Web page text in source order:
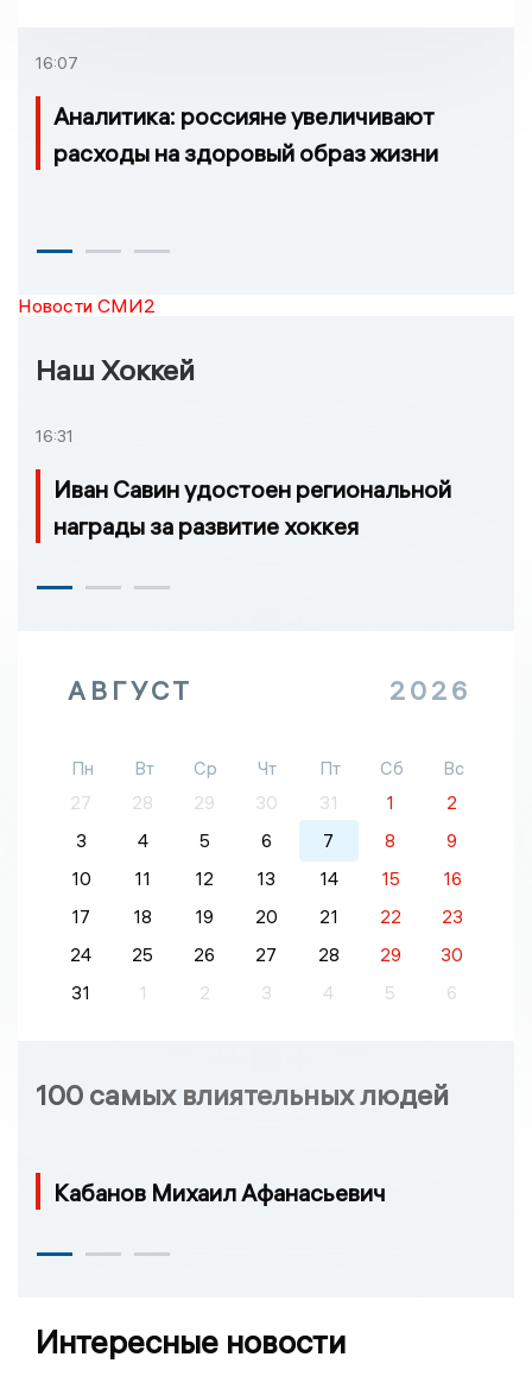
16:07
Аналитика: россияне увеличивают
расходы на здоровый образ жизни
Новости СМИ2
Наш Хоккей
16:31
Иван Савин удостоен региональной
награды за развитие хоккея
АВГУСТ 2026
Пн Вт Ср Чт Пт Сб
Вс
27
28 29 30 31 1
2
3
4 5 6 7 8
9
10
11 12 13 14 15
16
17
18 19 20 21 22
23
24
25 26 27 28 29
30
31
1 2 3 4 5 6
100 самых влиятельных людей
Кабанов Михаил Афанасьевич
Интересные новости